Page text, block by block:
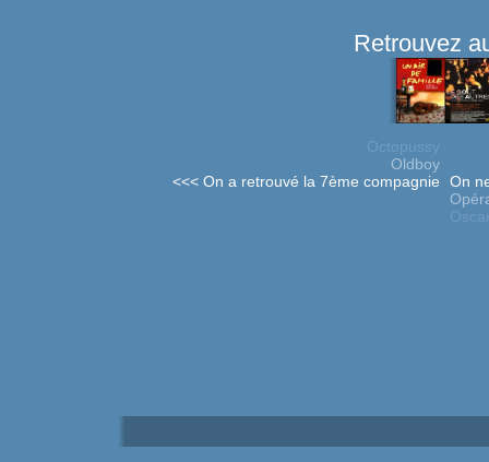
Retrouvez
Octopussy
Oldboy
<<< On a retrouvé la 7ème compagnie
On